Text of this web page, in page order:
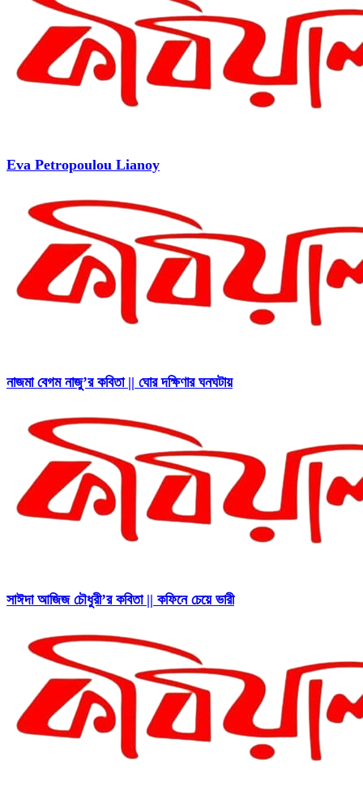
Eva Petropoulou Lianoy
নাজমা বেগম নাজু’র কবিতা || ঘোর দক্ষিণার ঘনঘটায়
সাঈদা আজিজ চৌধুরী’র কবিতা || কফিনে চেয়ে ভারী